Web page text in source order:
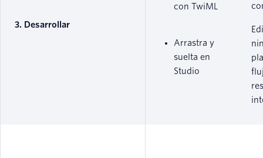
3. Desarrollar
con TwiML
Arrastra y
suelta en
Studio